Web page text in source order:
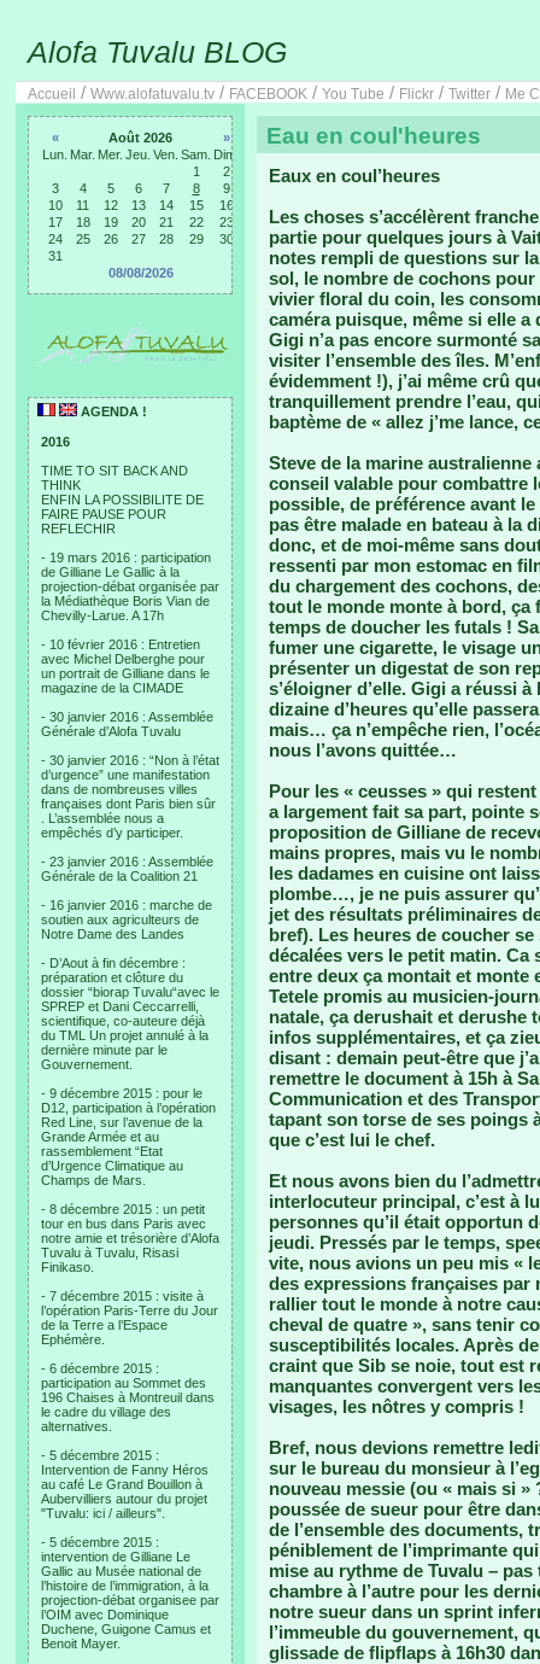
Alofa Tuvalu BLOG
Accueil / Www.alofatuvalu.tv / FACEBOOK / You Tube / Flickr / Twitter / Me
« Août 2026
»
Lun. Mar. Mer. Jeu. Ven. Sam. Dim.
1
2
3
4 5 6 7 8
9
10
11 12 13 14 15
16
17
18 19 20 21 22
23
24
25 26 27 28 29
30
31
08/08/2026
AGENDA !
2016
TIME TO SIT BACK AND
THINK
ENFIN LA POSSIBILITE DE
FAIRE PAUSE POUR
REFLECHIR
- 19 mars 2016 : participation
de Gilliane Le Gallic à la
projection-débat organisée par
la Médiathèque Boris Vian de
Chevilly-Larue. A 17h
- 10 février 2016 : Entretien
avec Michel Delberghe pour
un portrait de Gilliane dans le
magazine de la CIMADE
- 30 janvier 2016 : Assemblée
Générale d’Alofa Tuvalu
- 30 janvier 2016 : “Non à l’état
d’urgence” une manifestation
dans de nombreuses villes
françaises dont Paris bien sûr
. L’assemblée nous a
empêchés d’y participer.
- 23 janvier 2016 : Assemblée
Générale de la Coalition 21
- 16 janvier 2016 : marche de
soutien aux agriculteurs de
Notre Dame des Landes
- D’Aout à fin décembre :
préparation et clôture du
dossier “biorap Tuvalu“avec le
SPREP et Dani Ceccarrelli,
scientifique, co-auteure déjà
du TML Un projet annulé à la
dernière minute par le
Gouvernement.
- 9 décembre 2015 : pour le
D12, participation à l’opération
Red Line, sur l’avenue de la
Grande Armée et au
rassemblement “Etat
d’Urgence Climatique au
Champs de Mars.
- 8 décembre 2015 : un petit
tour en bus dans Paris avec
notre amie et trésorière d’Alofa
Tuvalu à Tuvalu, Risasi
Finikaso.
- 7 décembre 2015 : visite à
l’opération Paris-Terre du Jour
de la Terre a l’Espace
Ephémère.
- 6 décembre 2015 :
participation au Sommet des
196 Chaises à Montreuil dans
le cadre du village des
alternatives.
- 5 décembre 2015 :
Intervention de Fanny Héros
au café Le Grand Bouillon à
Aubervilliers autour du projet
"Tuvalu: ici / ailleurs".
- 5 décembre 2015 :
intervention de Gilliane Le
Gallic au Musée national de
l’histoire de l’immigration, à la
projection-débat organisee par
l’OIM avec Dominique
Duchene, Guigone Camus et
Benoit Mayer.
Eau en coul'heures
Eaux en coul’heures
Les choses s’accélèrent
partie pour quelques jours à
notes rempli de questions sur
sol, le nombre de cochons
vivier floral du coin, les
caméra puisque, même si elle
Gigi n’a pas encore surmonté
visiter l’ensemble des îles.
évidemment !), j’ai même crû
tranquillement prendre l’eau,
baptème de « allez j’me lance,
Steve de la marine
conseil valable pour combattre
possible, de préférence avant
pas être malade en bateau à la
donc, et de moi-même sans
ressenti par mon estomac en
du chargement des cochons,
tout le monde monte à bord, ça
temps de doucher les futals !
fumer une cigarette, le visage
présenter un digestat de son
s’éloigner d’elle. Gigi a réussi
dizaine d’heures qu’elle
mais… ça n’empêche rien,
nous l’avons quittée…
Pour les « ceusses » qui
a largement fait sa part, pointe
proposition de Gilliane de
mains propres, mais vu le
les dadames en cuisine ont
plombe…, je ne puis assurer
jet des résultats préliminaires
bref). Les heures de coucher
décalées vers le petit matin. Ca
entre deux ça montait et monte
Tetele promis au musicien-
natale, ça derushait et
infos supplémentaires, et ça
disant : demain peut-être que
remettre le document à 15h à
Communication et des
tapant son torse de ses poings
que c’est lui le chef.
Et nous avons bien du
interlocuteur principal, c’est à
personnes qu’il était opportun
jeudi. Pressés par le temps,
vite, nous avions un peu mis «
des expressions françaises par
rallier tout le monde à notre
cheval de quatre », sans tenir
susceptibilités locales. Après
craint que Sib se noie, tout est
manquantes convergent vers
visages, les nôtres y compris !
Bref, nous devions remettre
sur le bureau du monsieur à
nouveau messie (ou « mais si
poussée de sueur pour être
de l’ensemble des documents,
péniblement de l’imprimante
mise au rythme de Tuvalu –
chambre à l’autre pour les
notre sueur dans un sprint
l’immeuble du gouvernement,
glissade de flipflaps à 16h30